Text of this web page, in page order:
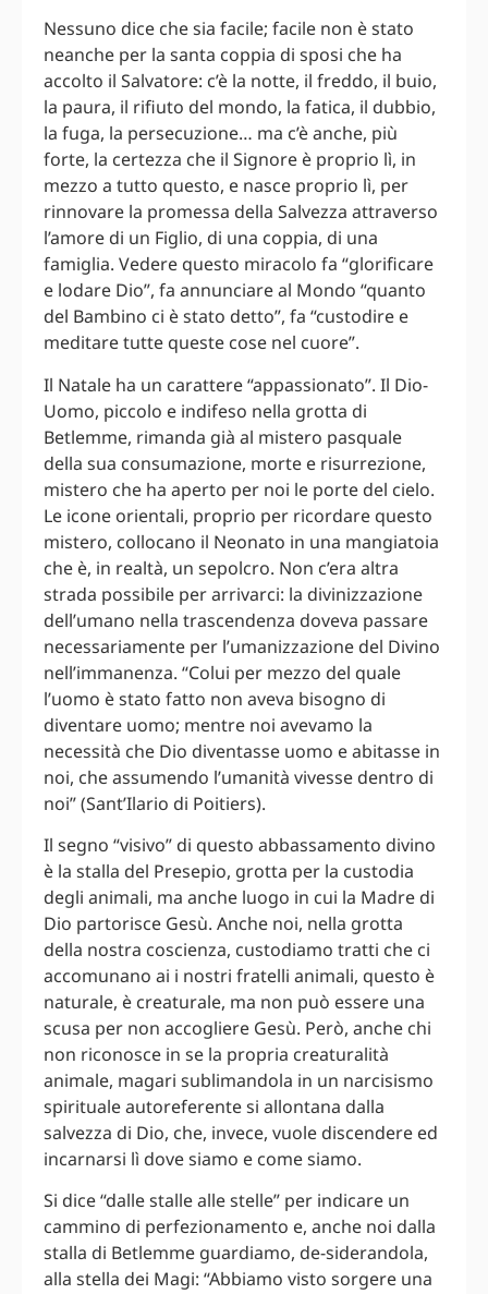
Nessuno dice che sia facile; facile non è stato
neanche per la santa coppia di sposi che ha
accolto il Salvatore: c’è la notte, il freddo, il buio,
la paura, il rifiuto del mondo, la fatica, il dubbio,
la fuga, la persecuzione… ma c’è anche, più
forte, la certezza che il Signore è proprio lì, in
mezzo a tutto questo, e nasce proprio lì, per
rinnovare la promessa della Salvezza attraverso
l’amore di un Figlio, di una coppia, di una
famiglia. Vedere questo miracolo fa “glorificare
e lodare Dio”, fa annunciare al Mondo “quanto
del Bambino ci è stato detto”, fa “custodire e
meditare tutte queste cose nel cuore”.
Il Natale ha un carattere “appassionato”. Il Dio-
Uomo, piccolo e indifeso nella grotta di
Betlemme, rimanda già al mistero pasquale
della sua consumazione, morte e risurrezione,
mistero che ha aperto per noi le porte del cielo.
Le icone orientali, proprio per ricordare questo
mistero, collocano il Neonato in una mangiatoia
che è, in realtà, un sepolcro. Non c’era altra
strada possibile per arrivarci: la divinizzazione
dell’umano nella trascendenza doveva passare
necessariamente per l’umanizzazione del Divino
nell’immanenza. “Colui per mezzo del quale
l’uomo è stato fatto non aveva bisogno di
diventare uomo; mentre noi avevamo la
necessità che Dio diventasse uomo e abitasse in
noi, che assumendo l’umanità vivesse dentro di
noi” (Sant’Ilario di Poitiers).
Il segno “visivo” di questo abbassamento divino
è la stalla del Presepio, grotta per la custodia
degli animali, ma anche luogo in cui la Madre di
Dio partorisce Gesù. Anche noi, nella grotta
della nostra coscienza, custodiamo tratti che ci
accomunano ai i nostri fratelli animali, questo è
naturale, è creaturale, ma non può essere una
scusa per non accogliere Gesù. Però, anche chi
non riconosce in se la propria creaturalità
animale, magari sublimandola in un narcisismo
spirituale autoreferente si allontana dalla
salvezza di Dio, che, invece, vuole discendere ed
incarnarsi lì dove siamo e come siamo.
Si dice “dalle stalle alle stelle” per indicare un
cammino di perfezionamento e, anche noi dalla
stalla di Betlemme guardiamo, de-siderandola,
alla stella dei Magi: “Abbiamo visto sorgere una